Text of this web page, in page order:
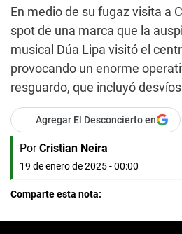
En medio de su fugaz visita a
spot de una marca que la
musical Dúa Lipa visitó el
provocando un enorme
resguardo, que incluyó
Agregar El Desconcierto en
Por Cristian Neira
19 de enero de 2025 - 00:00
Comparte esta nota: